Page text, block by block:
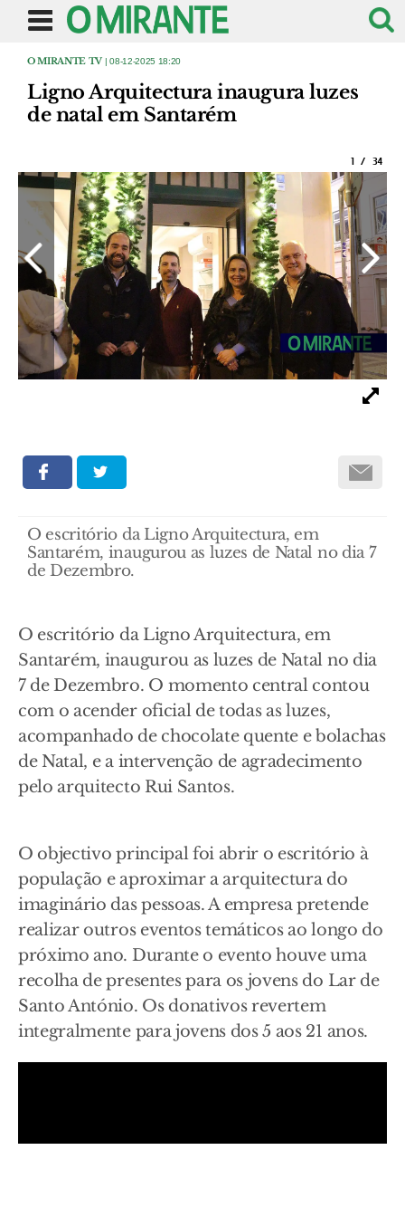
O MIRANTE TV | 08-12-2025 18:20
Ligno Arquitectura inaugura luzes
de natal em Santarém
1 / 34
O escritório da Ligno Arquitectura, em
Santarém, inaugurou as luzes de Natal no dia 7
de Dezembro.
O escritório da Ligno Arquitectura, em
Santarém, inaugurou as luzes de Natal no dia
7 de Dezembro. O momento central contou
com o acender oficial de todas as luzes,
acompanhado de chocolate quente e bolachas
de Natal, e a intervenção de agradecimento
pelo arquitecto Rui Santos.
O objectivo principal foi abrir o escritório à
população e aproximar a arquitectura do
imaginário das pessoas. A empresa pretende
realizar outros eventos temáticos ao longo do
próximo ano. Durante o evento houve uma
recolha de presentes para os jovens do Lar de
Santo António. Os donativos revertem
integralmente para jovens dos 5 aos 21 anos.